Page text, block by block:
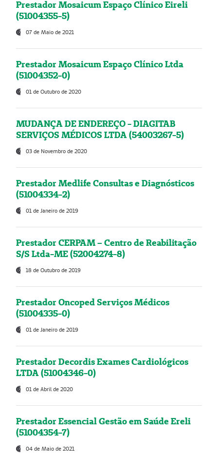
Prestador Mosaicum Espaço Clínico Eireli
(51004355-5)
07 de Maio de 2021
Prestador Mosaicum Espaço Clínico Ltda
(51004352-0)
01 de Outubro de 2020
MUDANÇA DE ENDEREÇO - DIAGITAB
SERVIÇOS MÉDICOS LTDA (54003267-5)
03 de Novembro de 2020
Prestador Medlife Consultas e Diagnósticos
(51004334-2)
01 de Janeiro de 2019
Prestador CERPAM – Centro de Reabilitação
S/S Ltda-ME (52004274-8)
18 de Outubro de 2019
Prestador Oncoped Serviços Médicos
(51004335-0)
01 de Janeiro de 2019
Prestador Decordis Exames Cardiológicos
LTDA (51004346-0)
01 de Abril de 2020
Prestador Essencial Gestão em Saúde Ereli
(51004354-7)
04 de Maio de 2021